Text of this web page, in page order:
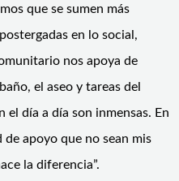
que se sumen más
en lo social,
nos apoya de
el aseo y tareas del
el día a día son inmensas. En
apoyo que no sean mis
la diferencia”.